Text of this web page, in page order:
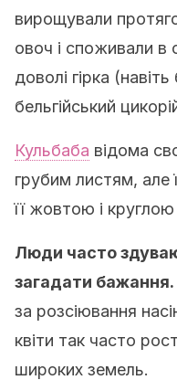
вирощували
овоч і споживали в
доволі гірка
бельгійський
Кульбаба відома
грубим листям, але
її жовтою і круглою
Люди часто
загадати бажання.
за розсіювання
квіти так часто
широких земель.